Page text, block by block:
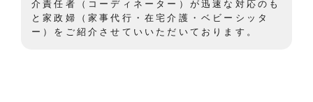
介責任者（コーディネーター）が迅速な対応のも
と家政婦（家事代行・在宅介護・ベビーシッタ
ー）をご紹介させていいただいております。